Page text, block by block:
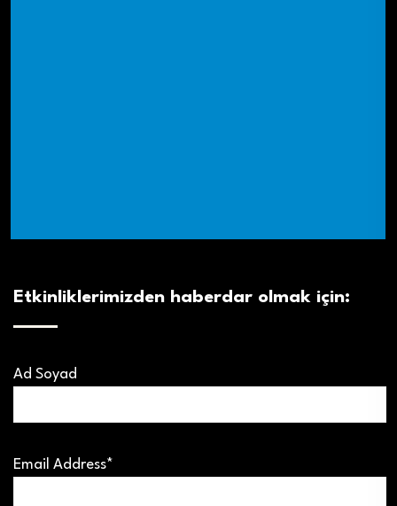
Etkinliklerimizden haberdar olmak için:
Ad Soyad
Email Address*